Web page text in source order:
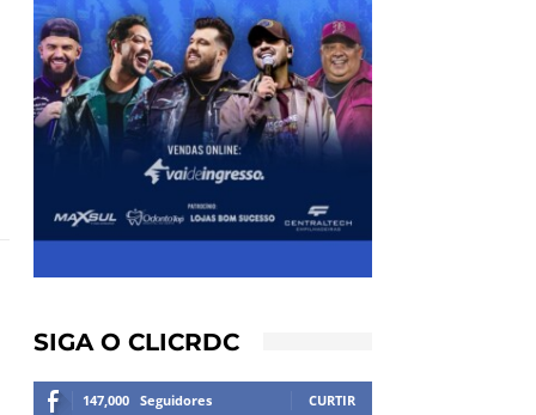
SIGA O CLICRDC
147,000 Seguidores CURTIR